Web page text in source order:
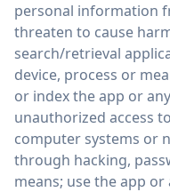
personal information
threaten to cause
search/retrieval
device, process or
or index the app or
unauthorized access
computer systems or
through hacking,
means; use the app